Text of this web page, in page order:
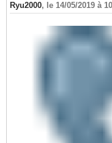
Ryu2000, le 14/05/2019 à